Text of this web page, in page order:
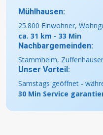
Mühlhausen:
25.800 Einwohner,
ca. 31 km - 33 Min
Nachbargemeinden:
Stammheim,
Unser Vorteil:
Samstags geöffnet -
30 Min Service